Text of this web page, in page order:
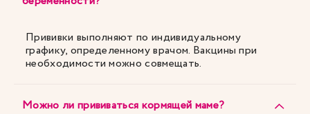
Прививки выполняют по индивидуальному
графику, определенному врачом. Вакцины при
необходимости можно совмещать.
Можно ли прививаться кормящей маме?